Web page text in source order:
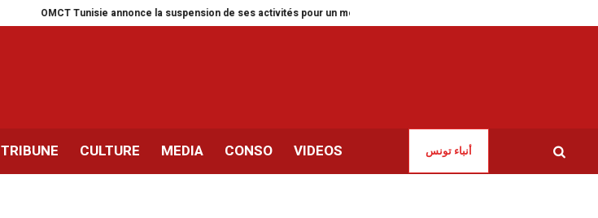
OMCT Tunisie annonce la suspension de ses activités pour un mois
TRIBUNE CULTURE MEDIA CONSO VIDEOS أنباء تونس